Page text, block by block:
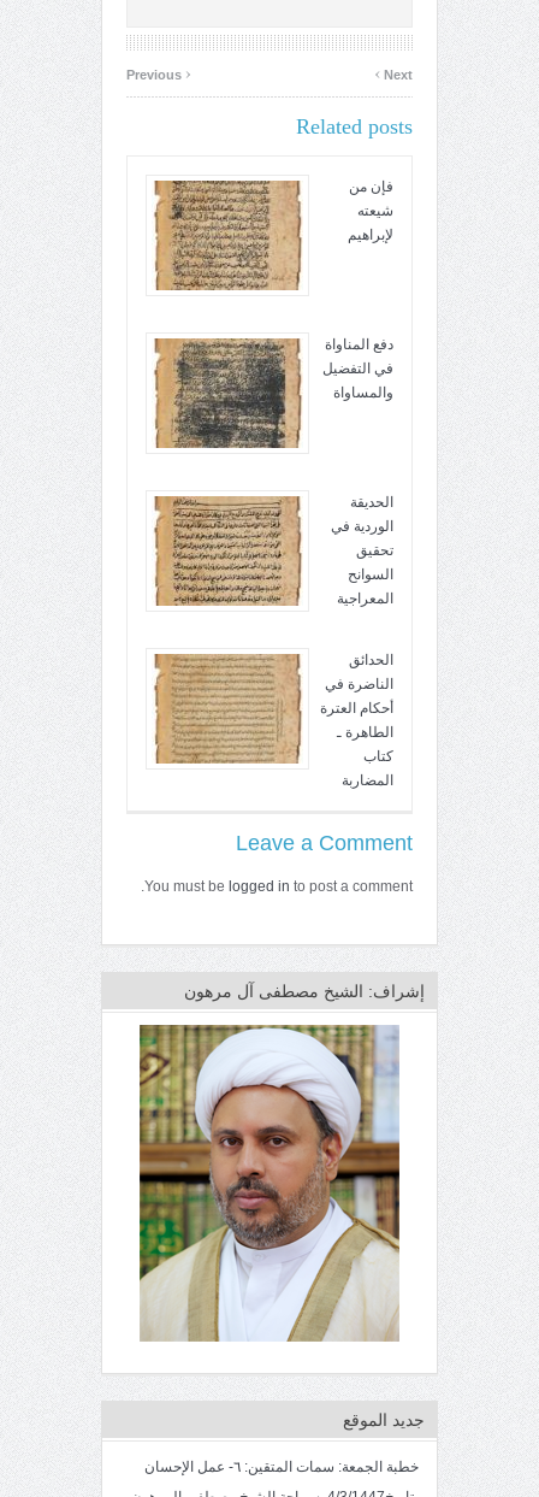
‹ Next
›
Related posts
فإن من
شيعته
لإبراهيم
دفع المناواة
في التفضيل
والمساواة
الحديقة
الوردية في
تحقيق
السوانح
المعراجية
الحدائق
الناضرة في
أحكام العترة
الطاهرة ـ
كتاب
المضاربة
Leave a Comment
You must be logged in to post a comment.
إشراف: الشيخ مصطفى آل مرهون
جديد الموقع
خطبة الجمعة: سمات المتقين: ٦- عمل الإحسان